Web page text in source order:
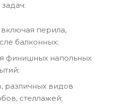
перила,
балконных;
финишных напольных
различных видов
стеллажей;